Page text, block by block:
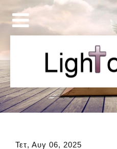
Τετ, Αυγ 06, 2025